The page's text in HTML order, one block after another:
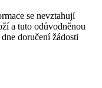
se nevztahují
a tuto odůvodněnou
doručení žádosti